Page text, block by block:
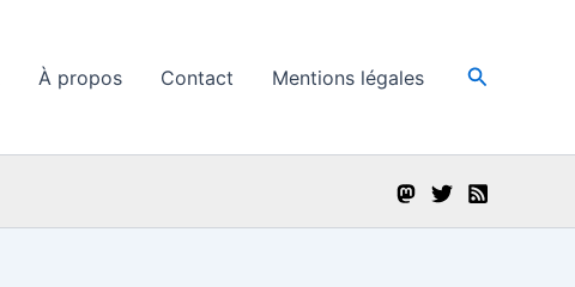
À propos Contact Mentions légales